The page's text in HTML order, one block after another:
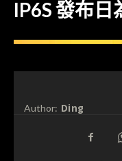
IP6S 發布日
Author: Ding